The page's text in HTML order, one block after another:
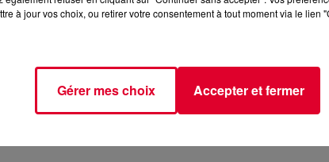
programmation house, deep, et électro
pour plus d'informations.
à jour vos choix, ou retirer votre consentement à tout moment via le lien
Gérer mes choix Accepter et fermer